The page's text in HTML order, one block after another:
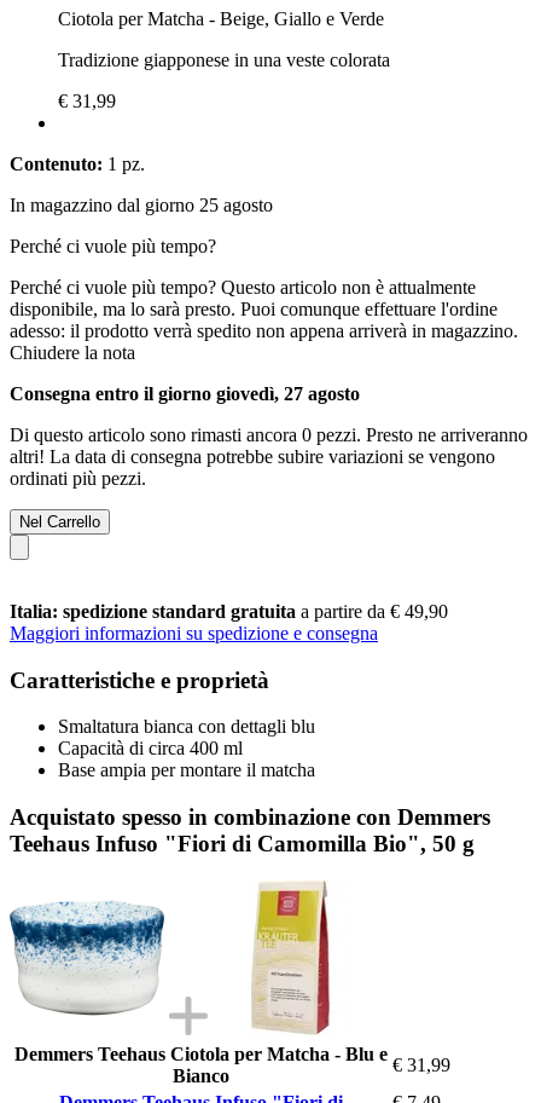
Ciotola per Matcha - Beige, Giallo e Verde
Tradizione giapponese in una veste colorata
€ 31,99
Contenuto: 1 pz.
In magazzino dal giorno 25 agosto
Perché ci vuole più tempo?
Perché ci vuole più tempo? Questo articolo non è attualmente
disponibile, ma lo sarà presto. Puoi comunque effettuare l'ordine
adesso: il prodotto verrà spedito non appena arriverà in magazzino.
Chiudere la nota
Consegna entro il giorno giovedì, 27 agosto
Di questo articolo sono rimasti ancora 0 pezzi. Presto ne arriveranno
altri! La data di consegna potrebbe subire variazioni se vengono
ordinati più pezzi.
Nel Carrello
Italia: spedizione standard gratuita a partire da € 49,90
Maggiori informazioni su spedizione e consegna
Caratteristiche e proprietà
Smaltatura bianca con dettagli blu
Capacità di circa 400 ml
Base ampia per montare il matcha
Acquistato spesso in combinazione con Demmers
Teehaus Infuso "Fiori di Camomilla Bio", 50 g
Demmers Teehaus Ciotola per Matcha - Blu e
Bianco
€ 31,99